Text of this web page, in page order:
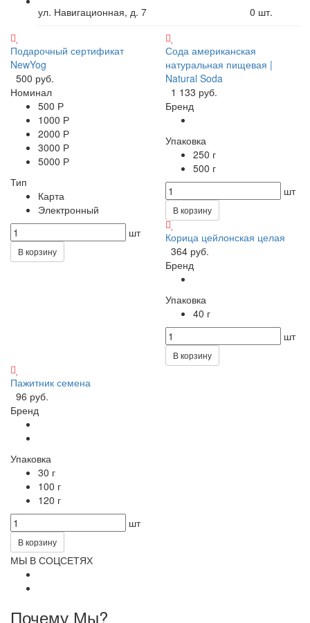
ул. Навигационная, д. 7 0 шт.
Подарочный сертификат
NewYog
500 руб.
Номинал
500 Р
1000 Р
2000 Р
3000 Р
5000 Р
Тип
Карта
Электронный
шт
В корзину
Сода американская
натуральная пищевая |
Natural Soda
1 133 руб.
Бренд
Упаковка
250 г
500 г
шт
В корзину
Корица цейлонская целая
364 руб.
Бренд
Упаковка
40 г
шт
В корзину
Пажитник семена
96 руб.
Бренд
Упаковка
30 г
100 г
120 г
шт
В корзину
МЫ В СОЦСЕТЯХ
Почему Мы?